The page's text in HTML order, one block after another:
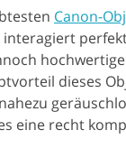
Canon-
interagiert
dieses
eine recht